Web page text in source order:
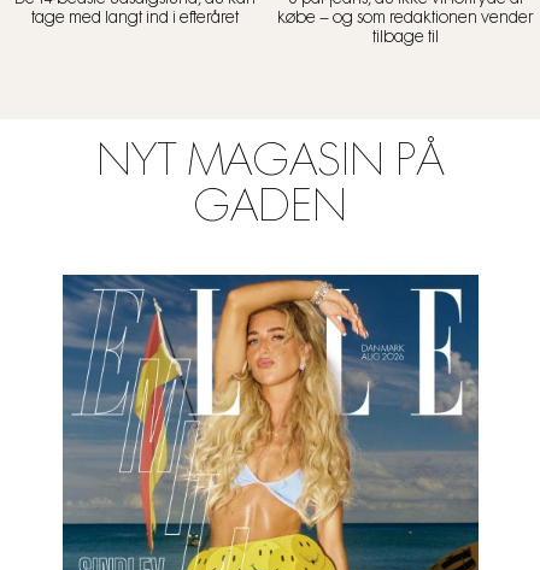
tage med langt ind i efteråret
købe – og som redaktionen vender
tilbage til
NYT MAGASIN PÅ
GADEN